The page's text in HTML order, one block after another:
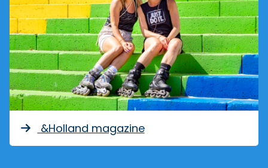
&Holland magazine